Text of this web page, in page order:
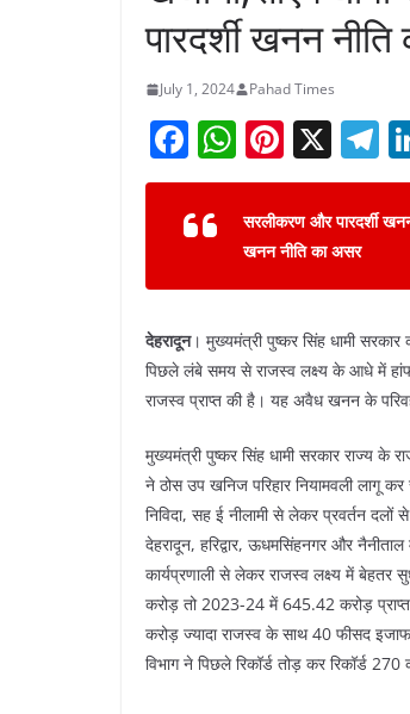
पारदर्शी खनन
July 1, 2024 Pahad Times
F
a
c
e
b
o
o
k
W
h
at
s
A
p
p
Pi
nt
er
e
st
X T
el
e
a
सरलीकरण और पारदर्शी
खनन नीति का असर
देहरादून। मुख्यमंत्री पुष्कर सिंह धामी
पिछले लंबे समय से राजस्व लक्ष्य के आधे में
राजस्व प्राप्त की है। यह अवैध खनन के
मुख्यमंत्री पुष्कर सिंह धामी सरकार राज्य
ने ठोस उप खनिज परिहार नियामवली लागू
निविदा, सह ई नीलामी से लेकर प्रवर्तन
देहरादून, हरिद्वार, ऊधमसिंहनगर और
कार्यप्रणाली से लेकर राजस्व लक्ष्य में
करोड़ तो 2023-24 में 645.42 करोड़
करोड़ ज्यादा राजस्व के साथ 40 फीसद
विभाग ने पिछले रिकॉर्ड तोड़ कर रिकॉर्ड